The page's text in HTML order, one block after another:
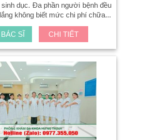
sinh dục. Đa phần người bệnh đều
không biết mức chi phí chữa...
SĨ CHI TIẾT